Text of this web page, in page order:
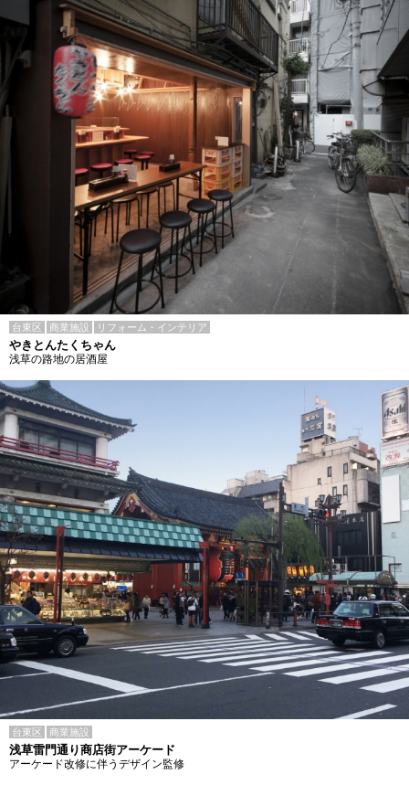
台東区 商業施設 リフォーム・インテリア
やきとんたくちゃん
浅草の路地の居酒屋
台東区 商業施設
浅草雷門通り商店街アーケード
アーケード改修に伴うデザイン監修